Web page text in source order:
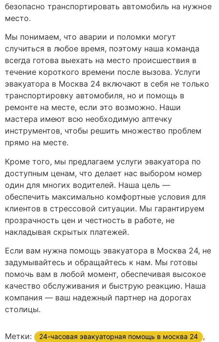
безопасно транспортировать автомобиль на нужное
место.
Мы понимаем, что аварии и поломки могут
случиться в любое время, поэтому наша команда
всегда готова выехать на место происшествия в
течение короткого времени после вызова. Услуги
эвакуатора в Москва 24 включают в себя не только
транспортировку автомобиля, но и помощь в
ремонте на месте, если это возможно. Наши
мастера имеют всю необходимую аптечку
инструментов, чтобы решить множество проблем
прямо на месте.
Кроме того, мы предлагаем услуги эвакуатора по
доступным ценам, что делает нас выбором номер
один для многих водителей. Наша цель —
обеспечить максимально комфортные условия для
клиентов в стрессовой ситуации. Мы гарантируем
прозрачность цен и честность в работе, не
накладывая скрытых платежей.
Если вам нужна помощь эвакуатора в Москва 24, не
задумывайтесь и обращайтесь к нам. Мы готовы
помочь вам в любой момент, обеспечивая высокое
качество обслуживания и быструю реакцию. Наша
компания — ваш надежный партнер на дорогах
столицы.
Метки: 24-часовая эвакуаторная помощь в москва 24 ,